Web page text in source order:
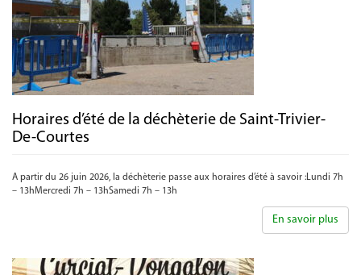
Horaires d’été de la déchèterie de Saint-Trivier-
De-Courtes
A partir du 26 juin 2026, la déchèterie passe aux horaires d’été à savoir :Lundi 7h
– 13hMercredi 7h – 13hSamedi 7h – 13h
En savoir plus